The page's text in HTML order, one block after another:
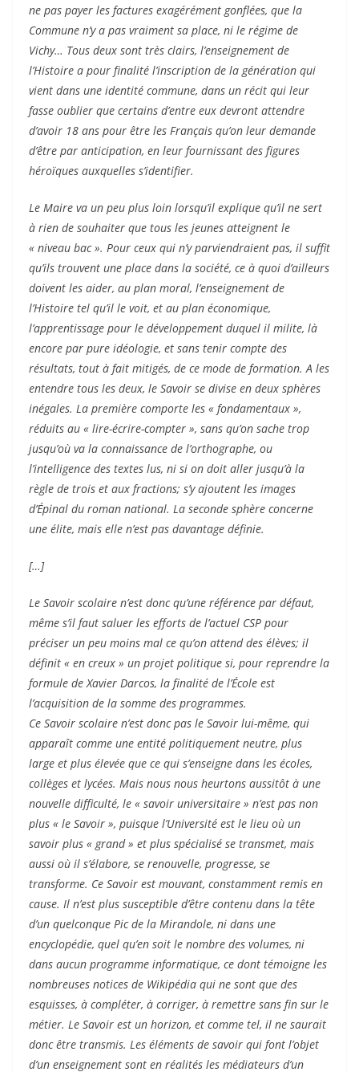
ne pas payer les factures exagérément gonflées, que la
Commune n’y a pas vraiment sa place, ni le régime de
Vichy… Tous deux sont très clairs, l’enseignement de
l’Histoire a pour finalité l’inscription de la génération qui
vient dans une identité commune, dans un récit qui leur
fasse oublier que certains d’entre eux devront attendre
d’avoir 18 ans pour être les Français qu’on leur demande
d’être par anticipation, en leur fournissant des figures
héroïques auxquelles s’identifier.
Le Maire va un peu plus loin lorsqu’il explique qu’il ne sert
à rien de souhaiter que tous les jeunes atteignent le
« niveau bac ». Pour ceux qui n’y parviendraient pas, il suffit
qu’ils trouvent une place dans la société, ce à quoi d’ailleurs
doivent les aider, au plan moral, l’enseignement de
l’Histoire tel qu’il le voit, et au plan économique,
l’apprentissage pour le développement duquel il milite, là
encore par pure idéologie, et sans tenir compte des
résultats, tout à fait mitigés, de ce mode de formation. A les
entendre tous les deux, le Savoir se divise en deux sphères
inégales. La première comporte les « fondamentaux »,
réduits au « lire-écrire-compter », sans qu’on sache trop
jusqu’où va la connaissance de l’orthographe, ou
l’intelligence des textes lus, ni si on doit aller jusqu’à la
règle de trois et aux fractions; s’y ajoutent les images
d’Épinal du roman national. La seconde sphère concerne
une élite, mais elle n’est pas davantage définie.
[…]
Le Savoir scolaire n’est donc qu’une référence par défaut,
même s’il faut saluer les efforts de l’actuel CSP pour
préciser un peu moins mal ce qu’on attend des élèves; il
définit « en creux » un projet politique si, pour reprendre la
formule de Xavier Darcos, la finalité de l’École est
l’acquisition de la somme des programmes.
Ce Savoir scolaire n’est donc pas le Savoir lui-même, qui
apparaît comme une entité politiquement neutre, plus
large et plus élevée que ce qui s’enseigne dans les écoles,
collèges et lycées. Mais nous nous heurtons aussitôt à une
nouvelle difficulté, le « savoir universitaire » n’est pas non
plus « le Savoir », puisque l’Université est le lieu où un
savoir plus « grand » et plus spécialisé se transmet, mais
aussi où il s’élabore, se renouvelle, progresse, se
transforme. Ce Savoir est mouvant, constamment remis en
cause. Il n’est plus susceptible d’être contenu dans la tête
d’un quelconque Pic de la Mirandole, ni dans une
encyclopédie, quel qu’en soit le nombre des volumes, ni
dans aucun programme informatique, ce dont témoigne les
nombreuses notices de Wikipédia qui ne sont que des
esquisses, à compléter, à corriger, à remettre sans fin sur le
métier. Le Savoir est un horizon, et comme tel, il ne saurait
donc être transmis. Les éléments de savoir qui font l’objet
d’un enseignement sont en réalités les médiateurs d’un